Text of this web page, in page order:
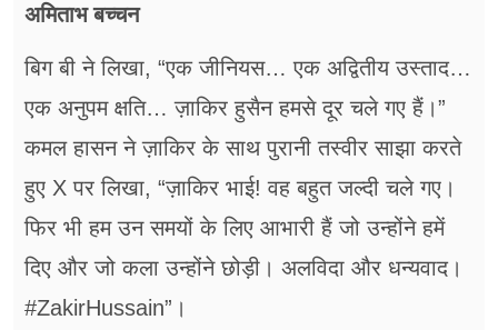
अमिताभ बच्चन
बिग बी ने लिखा, “एक जीनियस… एक अद्वितीय उस्ताद…
एक अनुपम क्षति… ज़ाकिर हुसैन हमसे दूर चले गए हैं।”
कमल हासन ने ज़ाकिर के साथ पुरानी तस्वीर साझा करते
हुए X पर लिखा, “ज़ाकिर भाई! वह बहुत जल्दी चले गए।
फिर भी हम उन समयों के लिए आभारी हैं जो उन्होंने हमें
दिए और जो कला उन्होंने छोड़ी। अलविदा और धन्यवाद।
#ZakirHussain”।